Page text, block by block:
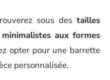
sous des tailles
aux formes
opter pour une barrette
personnalisée.